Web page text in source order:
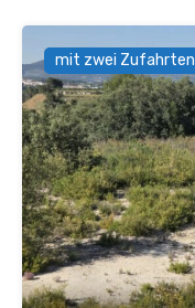
mit zwei Zufahrten